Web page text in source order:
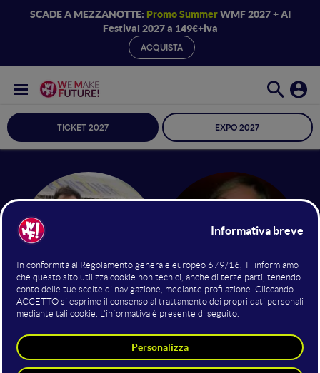
SCADE A MEZZANOTTE: Promo SummerWMF 2027 + AI
Festival 2027 a 149€+iva
ACQUISTA
TICKET 2027 EXPO 2027
Consulente
Rai - Radiotelevisione S.p.a